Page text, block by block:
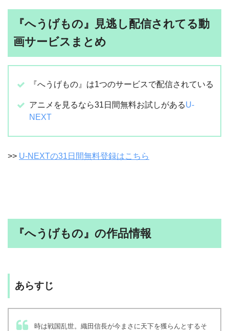
『へうげもの』見逃し配信されてる動
画サービスまとめ
『へうげもの』は1つのサービスで配信されている
アニメを見るなら31日間無料お試しがあるU-
NEXT
>> U-NEXTの31日間無料登録はこちら
『へうげもの』の作品情報
あらすじ
時は戦国乱世。織田信長が今まさに天下を獲らんとするそ